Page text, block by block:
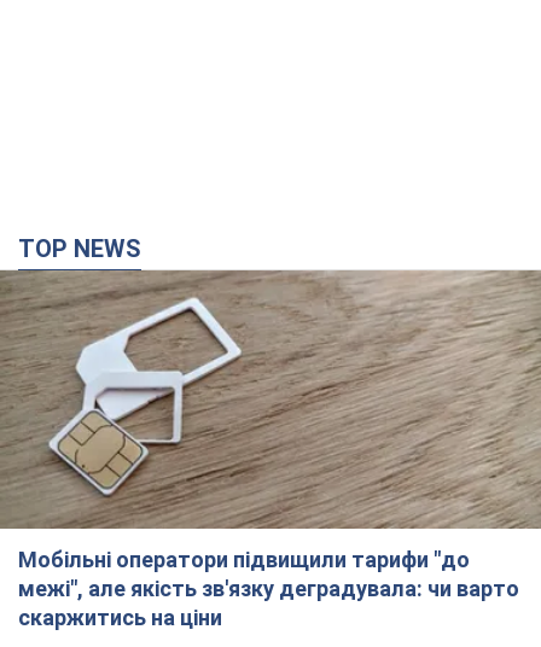
TOP NEWS
Мобільні оператори підвищили тарифи "до
межі", але якість зв'язку деградувала: чи варто
скаржитись на ціни